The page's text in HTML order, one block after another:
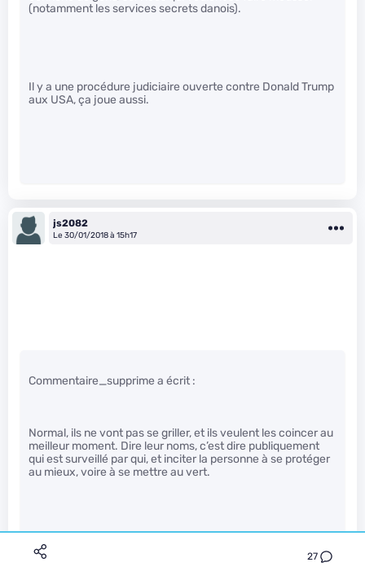
27
(notamment les services secrets danois).
Il y a une procédure judiciaire ouverte contre Donald Trump
aux USA, ça joue aussi.
js2082
Le 30/01/2018 à 15h17
Commentaire_supprime a écrit :
Normal, ils ne vont pas se griller, et ils veulent les coincer au
meilleur moment. Dire leur noms, c’est dire publiquement
qui est surveillé par qui, et inciter la personne à se protéger
au mieux, voire à se mettre au vert.
Ça fait 4 ans qu’ils sont sous surveillance.